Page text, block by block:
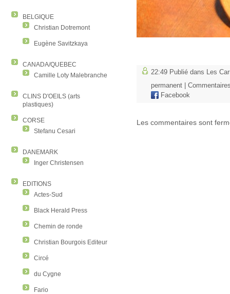
BELGIQUE
Christian Dotremont
Eugène Savitzkaya
CANADA/QUEBEC
Camille Loty Malebranche
CLINS D'OEILS (arts
plastiques)
CORSE
Stefanu Cesari
DANEMARK
Inger Christensen
EDITIONS
Actes-Sud
Black Herald Press
Chemin de ronde
Christian Bourgois Editeur
Circé
du Cygne
Fario
22:49 Publié dans
Les
permanent
Facebook
Les commentaires sont